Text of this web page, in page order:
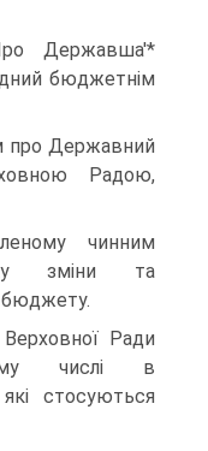
Державша'*
бюджетнім
про Державний
Радою,
чинним
зміни та
Ради
числі в
стосуються